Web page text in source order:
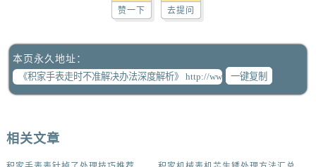
赞一下 去提问
本页永久地址：
一键复制
相关文章